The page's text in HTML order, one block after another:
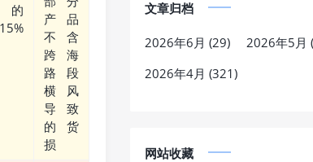
产品
不含
跨海
路段
横风
导致
的货
损
文章归档
2026年6月 (29)
2026年5月
2026年4月 (321)
网站收藏